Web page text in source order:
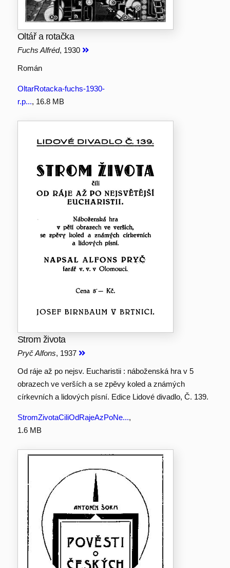
Oltář a rotačka
Fuchs Alfréd, 1930
Román
OltarRotacka-fuchs-1930-
r.p..., 16.8 MB
Strom života
Pryč Alfons, 1937
Od ráje až po nejsv. Eucharistii : náboženská hra v 5
obrazech ve verších a se zpěvy koled a známých
církevních a lidových písní. Edice Lidové divadlo, Č. 139.
StromZivotaCiliOdRajeAzPoNe...,
1.6 MB